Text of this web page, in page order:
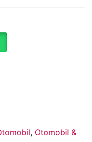
, Otomobil &